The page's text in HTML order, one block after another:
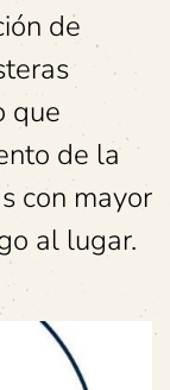
de
que
de la
con mayor
al lugar.